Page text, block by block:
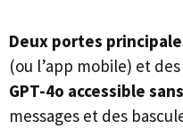
Deux portes
(ou l’app mobile) et
GPT-4o accessible
messages et des